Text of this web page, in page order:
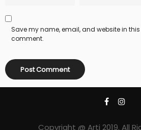
Save my name, email, and website in this
comment.
Copyright @ Arti 2019. All